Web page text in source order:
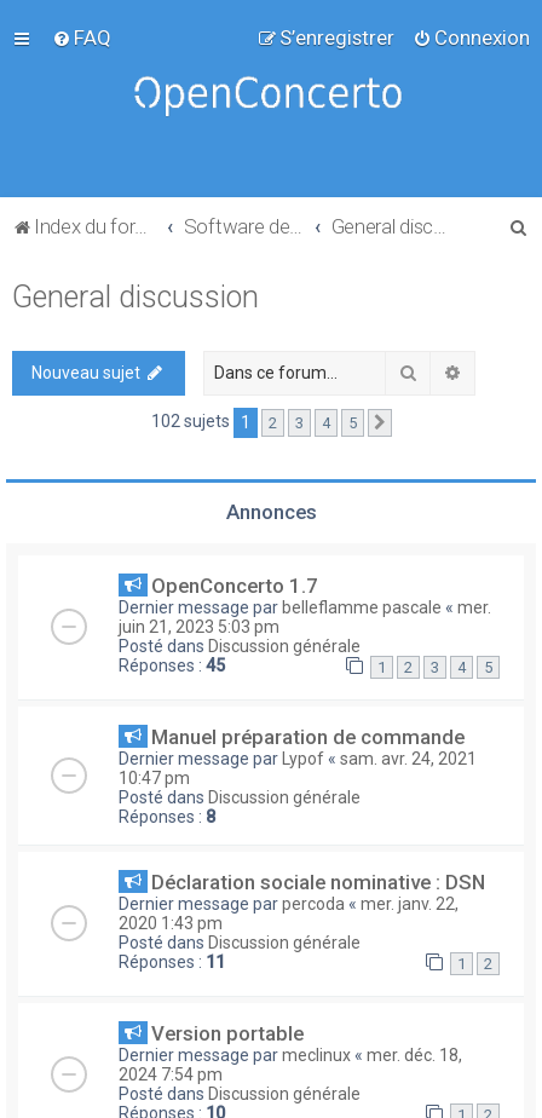
FAQ Connexion
S’enregistrer
Index du forum
General discussion
Nouveau sujet Rechercher
102 sujets 1 2 3 4 5
Annonces
OpenConcerto 1.7
Dernier message par belleflamme pascale « mer.
juin 21, 2023 5:03 pm
Posté dans Discussion générale
Réponses : 45 1 2 3 4 5
Manuel préparation de commande
Dernier message par Lypof « sam. avr. 24, 2021
10:47 pm
Posté dans Discussion générale
Réponses : 8
Déclaration sociale nominative : DSN
Dernier message parpercoda « mer. janv. 22,
2020 1:43 pm
Posté dans Discussion générale
Réponses : 11 1 2
Version portable
Dernier message parmeclinux « mer. déc. 18,
2024 7:54 pm
Posté dans Discussion générale
Réponses : 10